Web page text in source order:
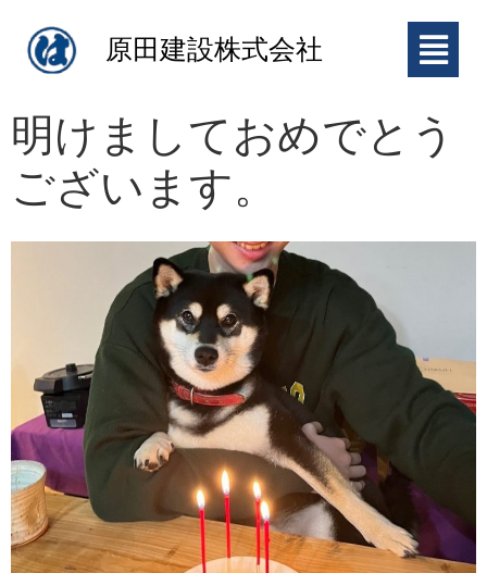
原田建設株式会社
明けましておめでとう
ございます。